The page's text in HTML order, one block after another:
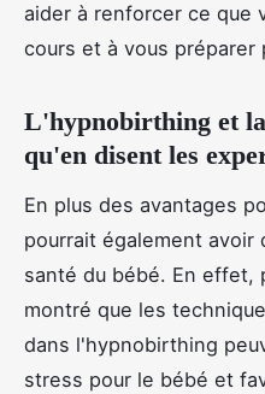
aider à renforcer ce que
cours et à vous préparer
L'hypnobirthing et
qu'en disent les
En plus des avantages
pourrait également
santé du bébé. En effet,
montré que les
dans l'hypnobirthing
stress pour le bébé et